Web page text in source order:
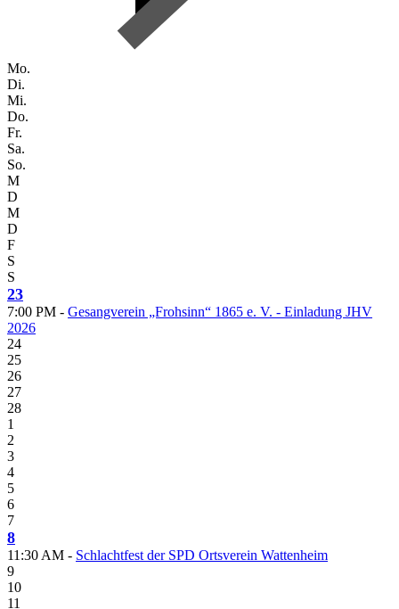
Mo.
Di.
Mi.
Do.
Fr.
Sa.
So.
M
D
M
D
F
S
S
23
7:00 PM - Gesangverein „Frohsinn“ 1865 e. V. - Einladung JHV
2026
24
25
26
27
28
1
2
3
4
5
6
7
8
11:30 AM - Schlachtfest der SPD Ortsverein Wattenheim
9
10
11